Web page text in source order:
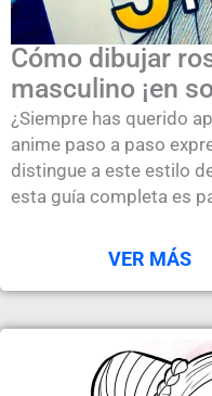
Cómo dibujar
masculino ¡en
¿Siempre has querido
anime paso a paso
distingue a este estilo
esta guía completa es
VER MÁS